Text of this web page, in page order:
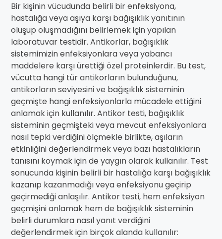
Bir kişinin vücudunda belirli bir enfeksiyona,
hastalığa veya aşıya karşı bağışıklık yanıtının
oluşup oluşmadığını belirlemek için yapılan
laboratuvar testidir. Antikorlar, bağışıklık
sistemimizin enfeksiyonlara veya yabancı
maddelere karşı ürettiği özel proteinlerdir. Bu test,
vücutta hangi tür antikorların bulunduğunu,
antikorların seviyesini ve bağışıklık sisteminin
geçmişte hangi enfeksiyonlarla mücadele ettiğini
anlamak için kullanılır. Antikor testi, bağışıklık
sisteminin geçmişteki veya mevcut enfeksiyonlara
nasıl tepki verdiğini ölçmekle birlikte, aşıların
etkinliğini değerlendirmek veya bazı hastalıkların
tanısını koymak için de yaygın olarak kullanılır. Test
sonucunda kişinin belirli bir hastalığa karşı bağışıklık
kazanıp kazanmadığı veya enfeksiyonu geçirip
geçirmediği anlaşılır. Antikor testi, hem enfeksiyon
geçmişini anlamak hem de bağışıklık sisteminin
belirli durumlara nasıl yanıt verdiğini
değerlendirmek için birçok alanda kullanılır: